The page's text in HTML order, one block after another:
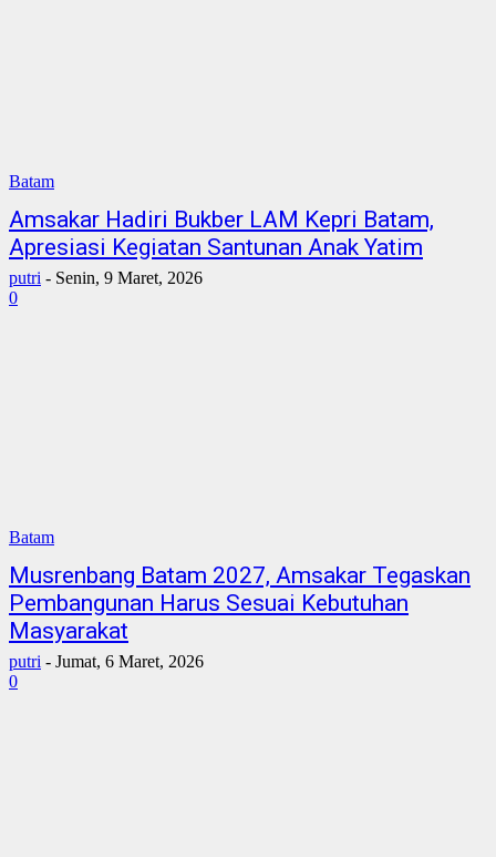
Batam
Amsakar Hadiri Bukber LAM Kepri Batam,
Apresiasi Kegiatan Santunan Anak Yatim
putri - Senin, 9 Maret, 2026
0
Batam
Musrenbang Batam 2027, Amsakar Tegaskan
Pembangunan Harus Sesuai Kebutuhan
Masyarakat
putri - Jumat, 6 Maret, 2026
0